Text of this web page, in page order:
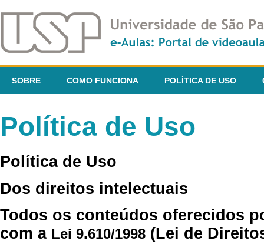
SOBRE COMO FUNCIONA POLÍTICA DE USO
Política de Uso
Política de Uso
Dos direitos intelectuais
Todos os conteúdos oferecidos
com a Lei 9.610/1998 (Lei de